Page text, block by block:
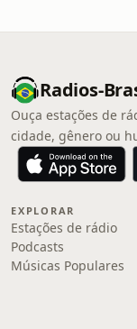
Radios-
Ouça estações de
cidade, gênero ou
EXPLORAR
Estações de rádio
Podcasts
Músicas Populares